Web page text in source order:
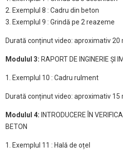
2. Exemplul 8 : Cadru din beton
3. Exemplul 9 : Grindă pe 2 reazeme
Durată conținut video: aproximativ 20
Modulul 3: RAPORT DE INGINERIE ȘI
1. Exemplul 10 : Cadru rulment
Durată conținut video: aproximativ 15
Modulul 4: INTRODUCERE ÎN
BETON
1. Exemplul 11 : Hală de oțel